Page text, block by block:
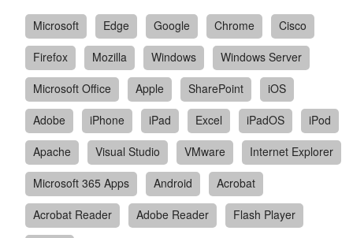
Microsoft Edge Google Chrome
Cisco
Firefox
Mozilla Windows
Windows Server
Microsoft Office
Apple SharePoint
iOS
Adobe
iPhone iPad Excel iPadOS
iPod
Apache
Visual Studio VMware
Internet Explorer
Microsoft 365 Apps
Android
Acrobat
Acrobat Reader
Adobe Reader
Flash Player